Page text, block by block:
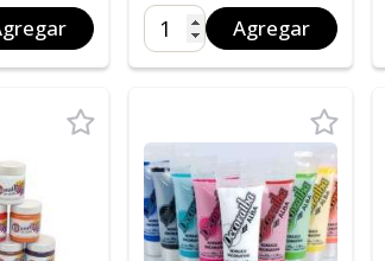
Agregar